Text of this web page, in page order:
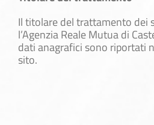
Il titolare del trattamento dei
l’Agenzia Reale Mutua di
dati anagrafici sono riportati
sito.